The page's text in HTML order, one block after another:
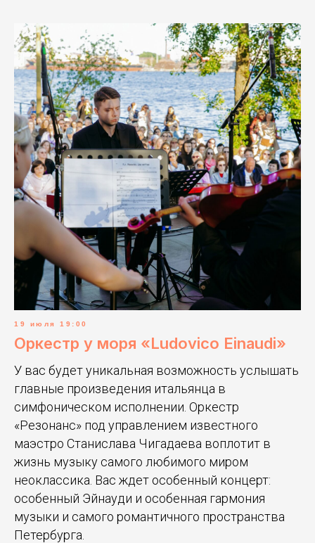
19 июля 19:00
Оркестр у моря «Ludovico Einaudi»
У вас будет уникальная возможность услышать
главные произведения итальянца в
симфоническом исполнении. Оркестр
«Резонанс» под управлением известного
маэстро Станислава Чигадаева воплотит в
жизнь музыку самого любимого миром
неоклассика. Вас ждет особенный концерт:
особенный Эйнауди и особенная гармония
музыки и самого романтичного пространства
Петербурга.